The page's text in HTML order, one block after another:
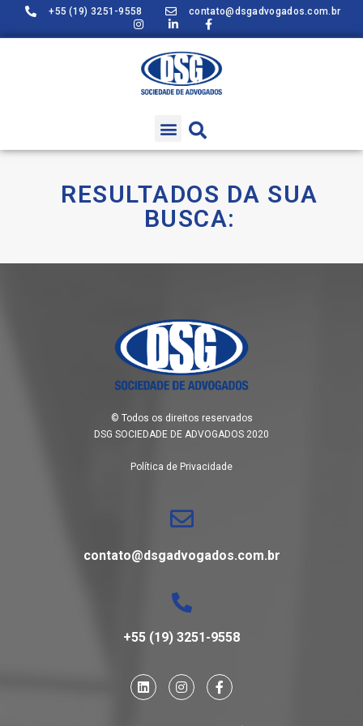
+55 (19) 3251-9558 contato@dsgadvogados.com.br
RESULTADOS DA SUA
BUSCA:
© Todos os direitos reservados
DSG SOCIEDADE DE ADVOGADOS 2020
Política de Privacidade
contato@dsgadvogados.com.br
+55 (19) 3251-9558